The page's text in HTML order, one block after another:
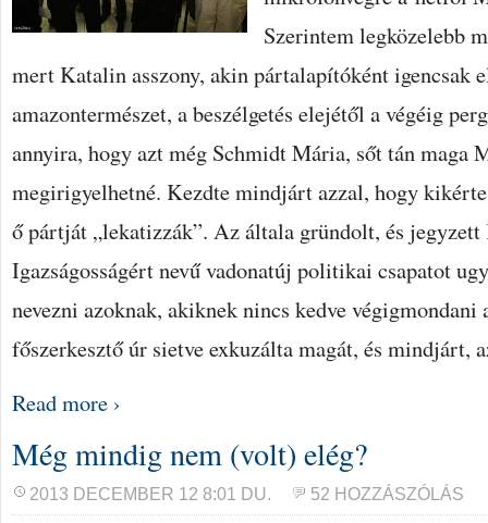
Szerintem legközelebb
mert Katalin asszony, akin pártalapítóként igencsak
amazontermészet, a beszélgetés elejétől a végéig
annyira, hogy azt még Schmidt Mária, sőt tán maga
megirigyelhetné. Kezdte mindjárt azzal, hogy
ő pártját „lekatizzák”. Az általa gründolt, és jegyzett
Igazságosságért nevű vadonatúj politikai csapatot
nevezni azoknak, akiknek nincs kedve végigmondani
főszerkesztő úr sietve exkuzálta magát, és
Read more ›
Még mindig nem (volt) elég?
2013 DECEMBER 12 8:01 DU. 52 HOZZÁSZÓLÁS